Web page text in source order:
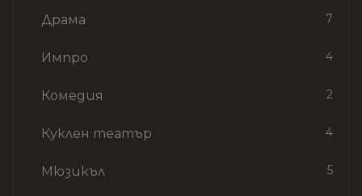
Драма 7
Импро 4
Комедия 2
Куклен театър 4
Мюзикъл 5